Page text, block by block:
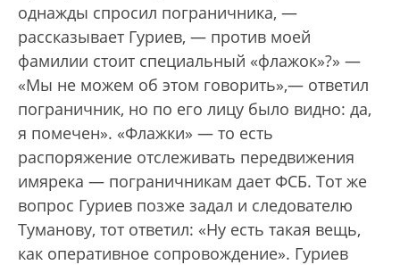
однажды спросил пограничника, —
рассказывает Гуриев, — против моей
фамилии стоит специальный «флажок»?» —
«Мы не можем об этом говорить»,— ответил
пограничник, но по его лицу было видно: да,
я помечен». «Флажки» — то есть
распоряжение отслеживать передвижения
имярека — пограничникам дает ФСБ. Тот же
вопрос Гуриев позже задал и следователю
Туманову, тот ответил: «Ну есть такая вещь,
как оперативное сопровождение». Гуриев